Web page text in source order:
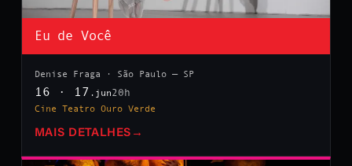
Eu de Você
Denise Fraga · São Paulo — SP
16 · 17 .jun20h
Cine Teatro Ouro Verde
MAIS DETALHES →